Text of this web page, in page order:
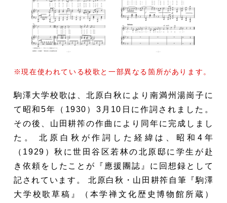
※現在使われている校歌と一部異なる箇所があります。
駒澤大学校歌は、北原白秋により南満州湯崗子に
て昭和5年（1930）3月10日に作詞されました。
その後、山田耕筰の作曲により同年に完成しまし
た。 北原白秋が作詞した経緯は、昭和4年
（1929）秋に世田谷区若林の北原邸に学生が赴
き依頼をしたことが『應援團誌』に回想録として
記されています。 北原白秋・山田耕筰自筆『駒澤
大学校歌草稿』（本学禅文化歴史博物館所蔵）